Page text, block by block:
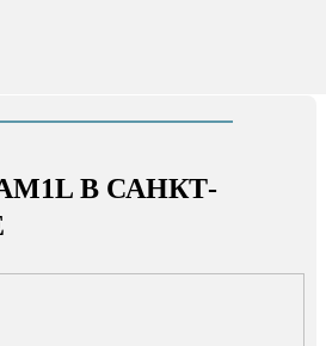
В САНКТ-